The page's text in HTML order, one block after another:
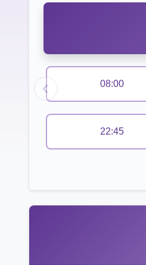
08:00
22:45